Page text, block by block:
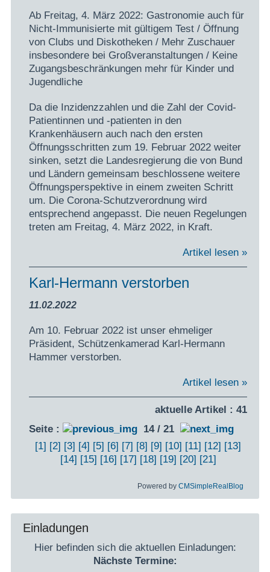
Ab Freitag, 4. März 2022: Gastronomie auch für
Nicht-Immunisierte mit gültigem Test / Öffnung
von Clubs und Diskotheken / Mehr Zuschauer
insbesondere bei Großveranstaltungen / Keine
Zugangsbeschränkungen mehr für Kinder und
Jugendliche
Da die Inzidenzzahlen und die Zahl der Covid-
Patientinnen und -patienten in den
Krankenhäusern auch nach den ersten
Öffnungsschritten zum 19. Februar 2022 weiter
sinken, setzt die Landesregierung die von Bund
und Ländern gemeinsam beschlossene weitere
Öffnungsperspektive in einem zweiten Schritt
um. Die Corona-Schutzverordnung wird
entsprechend angepasst. Die neuen Regelungen
treten am Freitag, 4. März 2022, in Kraft.
Artikel lesen »
Karl-Hermann verstorben
11.02.2022
Am 10. Februar 2022 ist unser ehmeliger
Präsident, Schützenkamerad Karl-Hermann
Hammer verstorben.
Artikel lesen »
aktuelle Artikel : 41
Seite :
14 / 21
[1] [2] [3] [4] [5] [6] [7] [8] [9] [10] [11] [12] [13]
[14] [15] [16] [17] [18] [19] [20] [21]
Powered byCMSimpleRealBlog
Einladungen
Hier befinden sich die aktuellen Einladungen:
Nächste Termine: